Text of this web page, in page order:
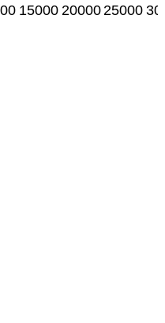
15000 2000025000